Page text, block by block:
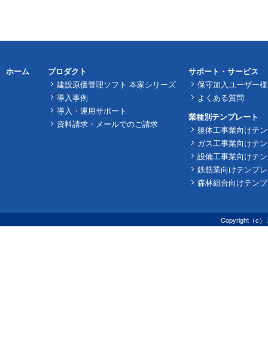
ホーム
プロダクト
建設原価管理ソフト 本家シリーズ
導入事例
導入・運用サポート
資料請求・メールでのご請求
サポート・サービス
保守加入ユーザー
よくある質問
業種別テンプレート
躯体工事業向けテ
ガス工事業向けテ
設備工事業向けテ
鉄筋業向けテンプ
森林組合向けテン
Copyright（c）